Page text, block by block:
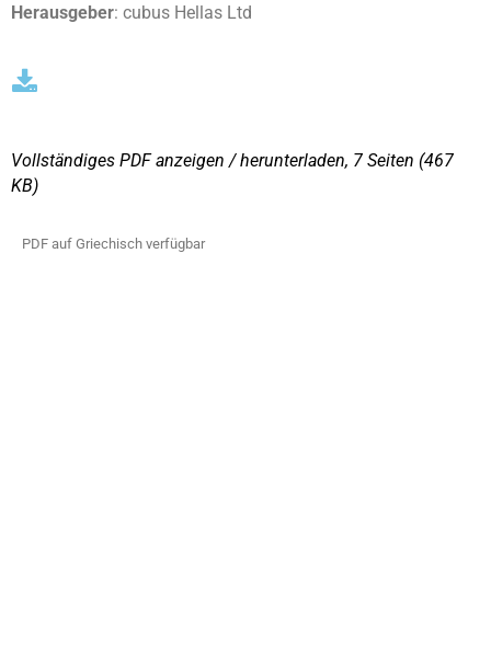
Herausgeber: cubus Hellas Ltd
Vollständiges PDF anzeigen / herunterladen, 7 Seiten (467
KΒ)
PDF auf Griechisch verfügbar